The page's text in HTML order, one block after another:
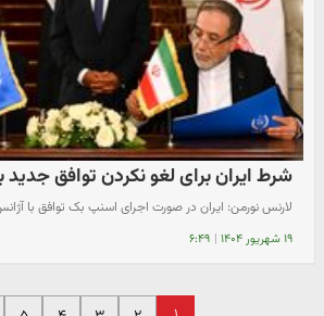
شرط ایران برای لغو نکردن توافق جدید
لارنس نورمن: ایران در صورت اجرای اسنپ بک توافق با
۱۹ شهریور ۱۴۰۴ | ۶:۴۹